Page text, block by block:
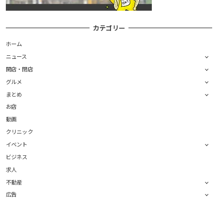
カテゴリー
ホーム
ニュース
開店・閉店
グルメ
まとめ
お店
動画
クリニック
イベント
ビジネス
求人
不動産
広告